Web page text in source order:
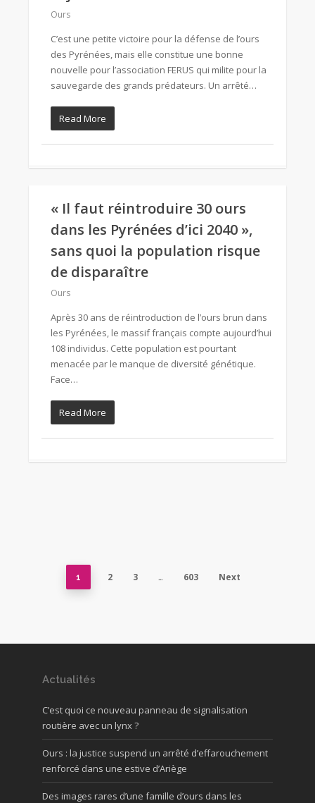
Ours
C’est une petite victoire pour la défense de l’ours
des Pyrénées, mais elle constitue une bonne
nouvelle pour l’association FERUS qui milite pour la
sauvegarde des grands prédateurs. Un arrêté…
Read More
« Il faut réintroduire 30 ours
dans les Pyrénées d’ici 2040 »,
sans quoi la population risque
de disparaître
Ours
Après 30 ans de réintroduction de l’ours brun dans
les Pyrénées, le massif français compte aujourd’hui
108 individus. Cette population est pourtant
menacée par le manque de diversité génétique.
Face…
Read More
1 2 3 … 603 Next
Actualités
C’est quoi ce nouveau panneau de signalisation
routière avec un lynx ?
Ours : la justice suspend un arrêté d’effarouchement
renforcé dans une estive d’Ariège
Des images rares d’une famille d’ours dans les